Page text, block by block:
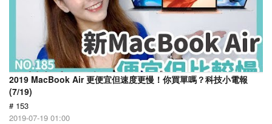
2019 MacBook Air 更便宜但速度更慢！你買單嗎？科技小電報
(7/19)
# 153
2019-07-19 01:00